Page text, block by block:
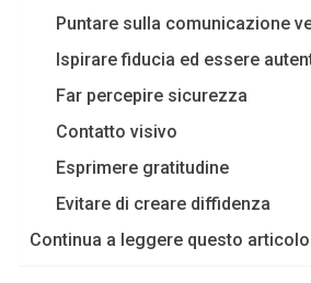
Puntare sulla comunicazione
Ispirare fiducia ed essere
Far percepire sicurezza
Contatto visivo
Esprimere gratitudine
Evitare di creare diffidenza
Continua a leggere questo articolo